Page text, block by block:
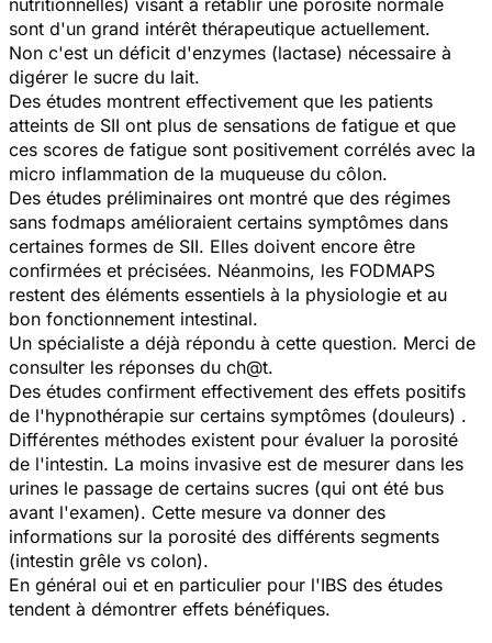
sont d'un grand intérêt thérapeutique actuellement.
Non c'est un déficit d'enzymes (lactase) nécessaire à
digérer le sucre du lait.
Des études montrent effectivement que les patients
atteints de SII ont plus de sensations de fatigue et que
ces scores de fatigue sont positivement corrélés avec la
micro inflammation de la muqueuse du côlon.
Des études préliminaires ont montré que des régimes
sans fodmaps amélioraient certains symptômes dans
certaines formes de SII. Elles doivent encore être
confirmées et précisées. Néanmoins, les FODMAPS
restent des éléments essentiels à la physiologie et au
bon fonctionnement intestinal.
Un spécialiste a déjà répondu à cette question. Merci de
consulter les réponses du ch@t.
Des études confirment effectivement des effets positifs
de l'hypnothérapie sur certains symptômes (douleurs) .
Différentes méthodes existent pour évaluer la porosité
de l'intestin. La moins invasive est de mesurer dans les
urines le passage de certains sucres (qui ont été bus
avant l'examen). Cette mesure va donner des
informations sur la porosité des différents segments
(intestin grêle vs colon).
En général oui et en particulier pour l'IBS des études
tendent à démontrer effets bénéfiques.